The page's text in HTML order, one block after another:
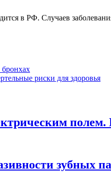
в РФ. Случаев
риски для здоровья
полем.
зубных